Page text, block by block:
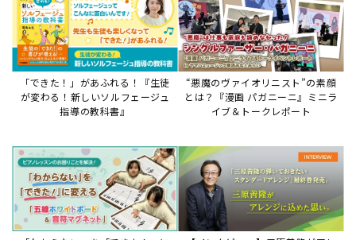
サイトからのお知らせ
ータについて
2026年7月27日
本件は、ディスクラビアをヤマハミュージックデー
タショップと接続してご利用いただいているお客